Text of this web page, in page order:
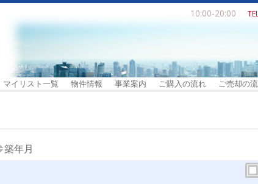
10:00-20:00
マイリスト一覧 物件情報 事業案内 ご購入の流れ ご売却の
築年月